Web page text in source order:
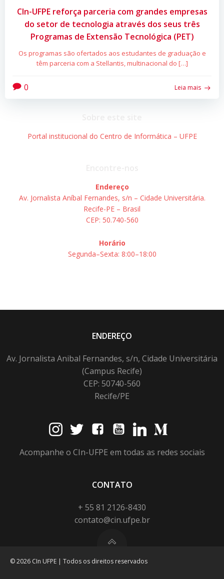
CIn-UFPE reforça parceria com grandes empresas
do setor de tecnologia através dos seus três
Programas de Extensão Tecnológica (PET)
Os programas são ofertados aos estudantes de graduação e
têm parceria com a Stellantis, multinacional do […]
0 Leia mais
Portal institucional do Centro de Informática – UFPE
Endereço
Av. Jornalista Aníbal Fernandes, s/n – Cidade Universitária.
Recife-PE – Brasil
CEP: 50.740-560
Horário
Segunda–Sexta: 8:00–18:00
ENDEREÇO
Av. Jornalista Anibal Fernandes, s/n, Cidade Universitária
(Campus Recife)
CEP: 50740-560
Recife/PE
Acompanhe o CIn-UFPE em todas as redes sociais
CONTATO
+ 55 81 2126-8430
contato@cin.ufpe.br
© 2026 CIn UFPE | Todos os direitos reservados